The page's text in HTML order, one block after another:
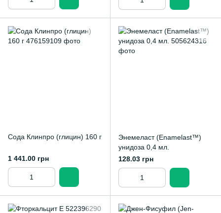
Сода Клинпро (глицин) 160 г
1 441.00 грн
Энемеласт (Enamelast™)
унидоза 0,4 мл.
128.03 грн